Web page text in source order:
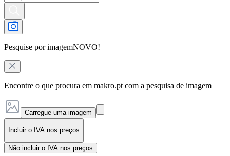
Pesquise por imagemNOVO!
Encontre o que procura em makro.pt com a pesquisa de imagem
Carregue uma imagem
Incluir o IVA nos preços
Não incluir o IVA nos preços